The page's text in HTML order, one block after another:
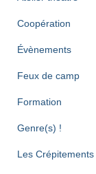
Coopération
Évènements
Feux de camp
Formation
Genre(s) !
Les Crépitements